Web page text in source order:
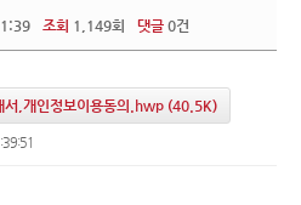
조회 1,149회 댓글 0건
서,개인정보이용동의.hwp (40.5K)